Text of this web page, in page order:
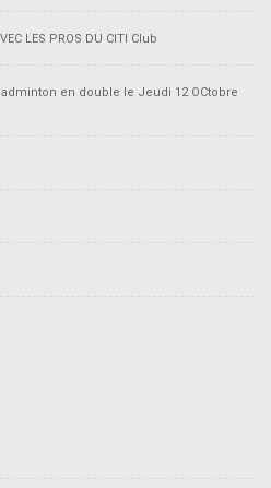
LES PROS DU CITI Club
en double le Jeudi 12 OCtobre